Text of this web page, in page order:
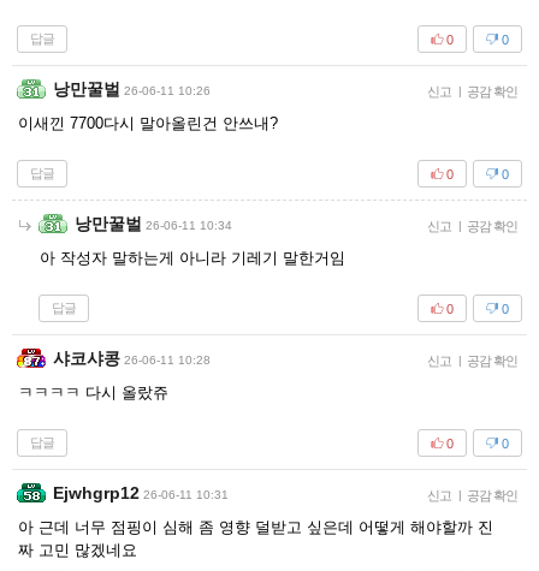
답글 0
0
낭만꿀벌 26-06-11 10:26 신고 공감 확인
이새낀 7700다시 말아올린건 안쓰내?
답글 0
0
낭만꿀벌 26-06-11 10:34 신고 공감 확인
아 작성자 말하는게 아니라 기레기 말한거임
답글 0
0
샤코샤콩 26-06-11 10:28 신고 공감 확인
ㅋㅋㅋㅋ 다시 올랐쥬
답글 0
0
Ejwhgrp12 26-06-11 10:31 신고 공감 확인
아 근데 너무 점핑이 심해 좀 영향 덜받고 싶은데 어떻게 해야할까 진
짜 고민 많겠네요